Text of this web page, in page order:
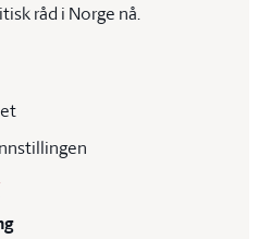
råd i Norge nå.